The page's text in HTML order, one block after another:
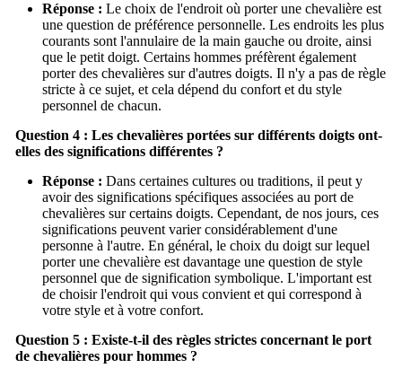
Réponse : Le choix de l'endroit où porter une chevalière est
une question de préférence personnelle. Les endroits les plus
courants sont l'annulaire de la main gauche ou droite, ainsi
que le petit doigt. Certains hommes préfèrent également
porter des chevalières sur d'autres doigts. Il n'y a pas de règle
stricte à ce sujet, et cela dépend du confort et du style
personnel de chacun.
Question 4 : Les chevalières portées sur différents doigts ont-
elles des significations différentes ?
Réponse : Dans certaines cultures ou traditions, il peut y
avoir des significations spécifiques associées au port de
chevalières sur certains doigts. Cependant, de nos jours, ces
significations peuvent varier considérablement d'une
personne à l'autre. En général, le choix du doigt sur lequel
porter une chevalière est davantage une question de style
personnel que de signification symbolique. L'important est
de choisir l'endroit qui vous convient et qui correspond à
votre style et à votre confort.
Question 5 : Existe-t-il des règles strictes concernant le port
de chevalières pour hommes ?